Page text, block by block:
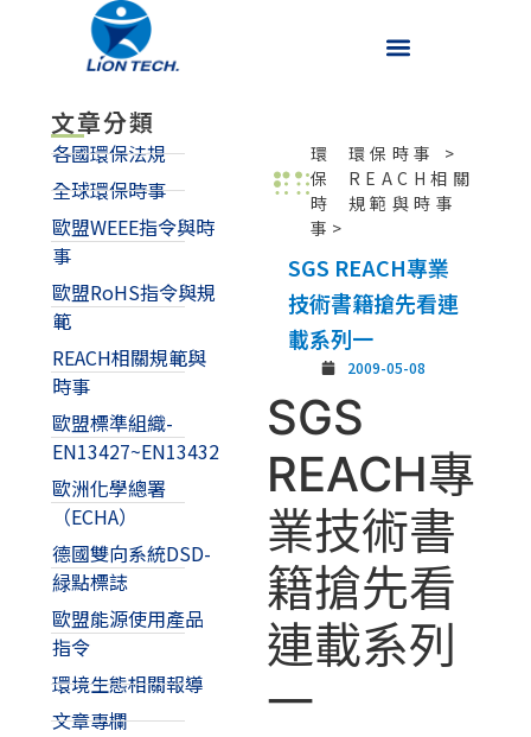
文章分類
各國環保法規
全球環保時事
歐盟WEEE指令與時
事
歐盟RoHS指令與規
範
REACH相關規範與
時事
歐盟標準組織-
EN13427~EN13432
歐洲化學總署
（ECHA）
德國雙向系統DSD-
緑點標誌
歐盟能源使用產品
指令
環境生態相關報導
文章專欄
環
保
時
事>
環保時事
>
REACH相關
規範與時事
SGS REACH專業
技術書籍搶先看連
載系列一
2009-05-08
SGS
REACH專
業技術書
籍搶先看
連載系列
一